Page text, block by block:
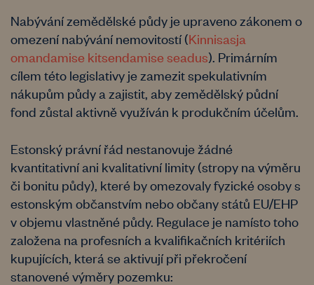
Nabývání zemědělské půdy je upraveno zákonem o
omezení nabývání nemovitostí (Kinnisasja
omandamise kitsendamise seadus). Primárním
cílem této legislativy je zamezit spekulativním
nákupům půdy a zajistit, aby zemědělský půdní
fond zůstal aktivně využíván k produkčním účelům.
Estonský právní řád nestanovuje žádné
kvantitativní ani kvalitativní limity (stropy na výměru
či bonitu půdy), které by omezovaly fyzické osoby s
estonským občanstvím nebo občany států EU/EHP
v objemu vlastněné půdy. Regulace je namísto toho
založena na profesních a kvalifikačních kritériích
kupujících, která se aktivují při překročení
stanovené výměry pozemku: